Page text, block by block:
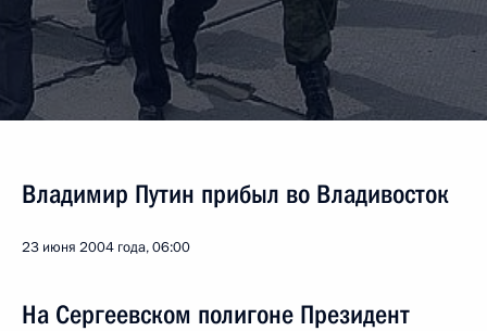
Владимир Путин прибыл во Владивосток
23 июня 2004 года, 06:00
На Сергеевском полигоне Президент